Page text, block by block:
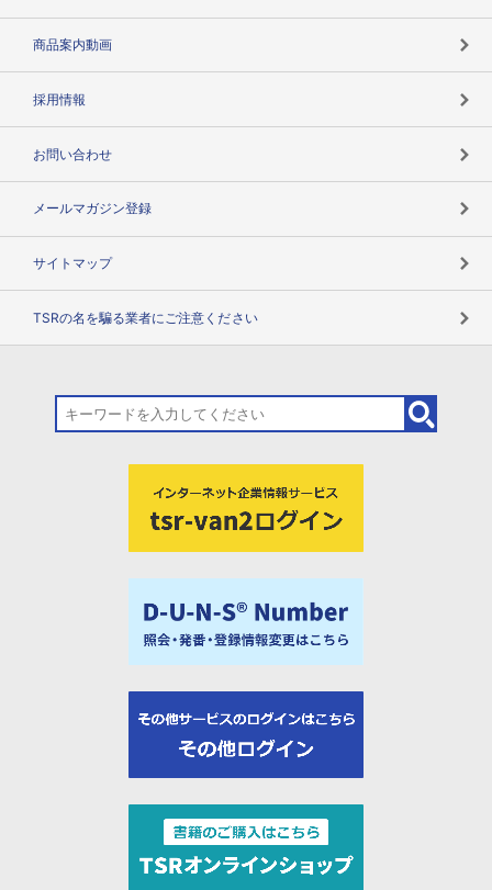
商品案内動画
採用情報
お問い合わせ
メールマガジン登録
サイトマップ
TSRの名を騙る業者にご注意ください